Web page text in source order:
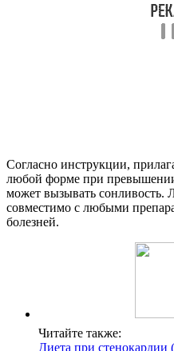
Согласно инструкции,
любой форме при
может вызывать сонливость.
совместимо с любыми
болезней.
Читайте также:
Диета при